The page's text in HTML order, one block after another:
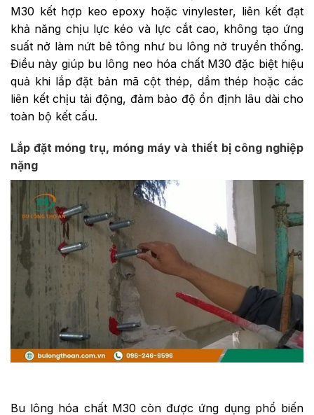
M30 kết hợp keo epoxy hoặc vinylester, liên kết đạt
khả năng chịu lực kéo và lực cắt cao, không tạo ứng
suất nở làm nứt bê tông như bu lông nở truyền thống.
Điều này giúp bu lông neo hóa chất M30 đặc biệt hiệu
quả khi lắp đặt bản mã cột thép, dầm thép hoặc các
liên kết chịu tải động, đảm bảo độ ổn định lâu dài cho
toàn bộ kết cấu.
Lắp đặt móng trụ, móng máy và thiết bị công nghiệp
nặng
Bu lông hóa chất M30 còn được ứng dụng phổ biến